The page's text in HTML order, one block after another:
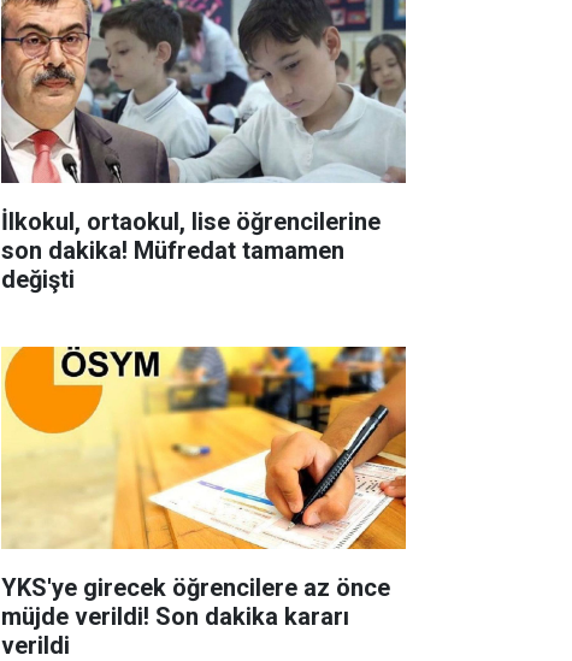
İlkokul, ortaokul, lise öğrencilerine
son dakika! Müfredat tamamen
değişti
YKS'ye girecek öğrencilere az önce
müjde verildi! Son dakika kararı
verildi